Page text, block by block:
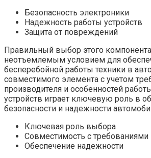
Безопасность электроники
Надежность работы устройств
Защита от повреждений
Правильный выбор этого компонента
неотъемлемым условием для
бесперебойной работы техники в
совместимого элемента с учетом
производителя и особенностей
устройств играет ключевую роль в
безопасности и надежности
Ключевая роль выбора
Совместимость с требованиями
Обеспечение надежности